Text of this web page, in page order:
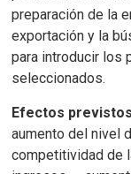
preparación de la
exportación y la
para introducir los
seleccionados.
Efectos previstos
aumento del nivel
competitividad de